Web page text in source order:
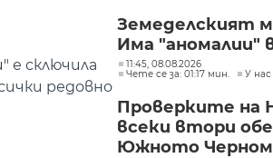
сключила
редовно
Земеделският
Има "аномалии"
11:45, 08.08.2026
Чете се за: 01:17 мин.
У нас
Проверките на
всеки втори
Южното